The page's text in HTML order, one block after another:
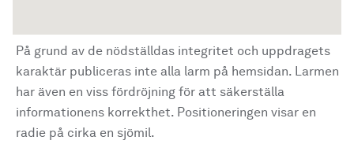
På grund av de nödställdas integritet och uppdragets
karaktär publiceras inte alla larm på hemsidan. Larmen
har även en viss fördröjning för att säkerställa
informationens korrekthet. Positioneringen visar en
radie på cirka en sjömil.